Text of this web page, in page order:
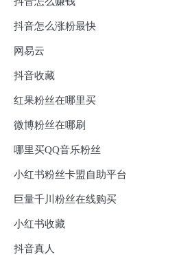
抖音怎么涨粉最快
网易云
抖音收藏
红果粉丝在哪里买
微博粉丝在哪刷
哪里买QQ音乐粉丝
小红书粉丝卡盟自助平台
巨量千川粉丝在线购买
小红书收藏
抖音真人